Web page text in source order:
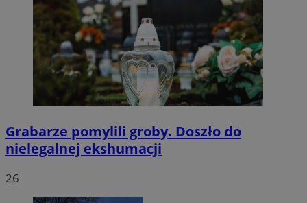
Grabarze pomylili groby. Doszło do
nielegalnej ekshumacji
26